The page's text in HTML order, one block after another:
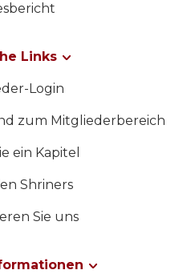
Links
Login
zum Mitgliederbereich
ein Kapitel
Shriners
Sie uns